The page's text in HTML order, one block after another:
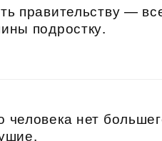
правительству —
подростку.
человека нет